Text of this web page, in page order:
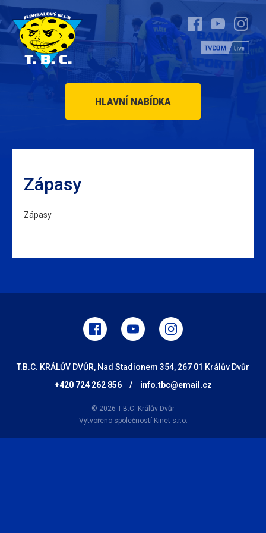
HLAVNÍ NABÍDKA
Zápasy
Zápasy
T.B.C. KRÁLŮV DVŮR, Nad Stadionem 354, 267 01 Králův Dvůr
+420 724 262 856
/ info.tbc@email.cz
© 2026 T.B.C. Králův Dvůr
Vytvořeno společností Kinet s.r.o.